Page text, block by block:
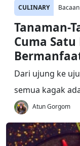
CULINARY
Tanaman-
Cuma
Dari ujung ke
semua kagak
Atun Gorgom